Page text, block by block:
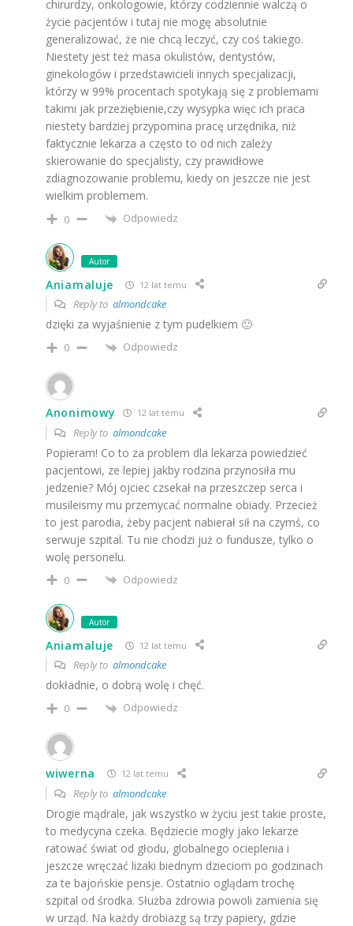
chirurdzy, onkologowie, którzy codziennie walczą o
życie pacjentów i tutaj nie mogę absolutnie
generalizować, że nie chcą leczyć, czy coś takiego.
Niestety jest też masa okulistów, dentystów,
ginekologów i przedstawicieli innych specjalizacji,
którzy w 99% procentach spotykają się z problemami
takimi jak przeziębienie,czy wysypka więc ich praca
niestety bardziej przypomina pracę urzędnika, niż
faktycznie lekarza a często to od nich zależy
skierowanie do specjalisty, czy prawidłowe
zdiagnozowanie problemu, kiedy on jeszcze nie jest
wielkim problemem.
0 Odpowiedz
Autor
Aniamaluje 12 lat temu
Reply to almondcake
dzięki za wyjaśnienie z tym pudelkiem 🙂
0 Odpowiedz
Anonimowy 12 lat temu
Reply to almondcake
Popieram! Co to za problem dla lekarza powiedzieć
pacjentowi, ze lepiej jakby rodzina przynosiła mu
jedzenie? Mój ojciec czsekał na przeszczep serca i
musileismy mu przemycać normalne obiady. Przecież
to jest parodia, żeby pacjent nabierał sił na czymś, co
serwuje szpital. Tu nie chodzi już o fundusze, tylko o
wolę personelu.
0 Odpowiedz
Autor
Aniamaluje 12 lat temu
Reply to almondcake
dokładnie, o dobrą wolę i chęć.
0 Odpowiedz
wiwerna 12 lat temu
Reply to almondcake
Drogie mądrale, jak wszystko w życiu jest takie proste,
to medycyna czeka. Będziecie mogły jako lekarze
ratować świat od głodu, globalnego ocieplenia i
jeszcze wręczać lizaki biednym dzieciom po godzinach
za te bajońskie pensje. Ostatnio oglądam trochę
szpital od środka. Służba zdrowia powoli zamienia się
w urząd. Na każdy drobiazg są trzy papiery, gdzie